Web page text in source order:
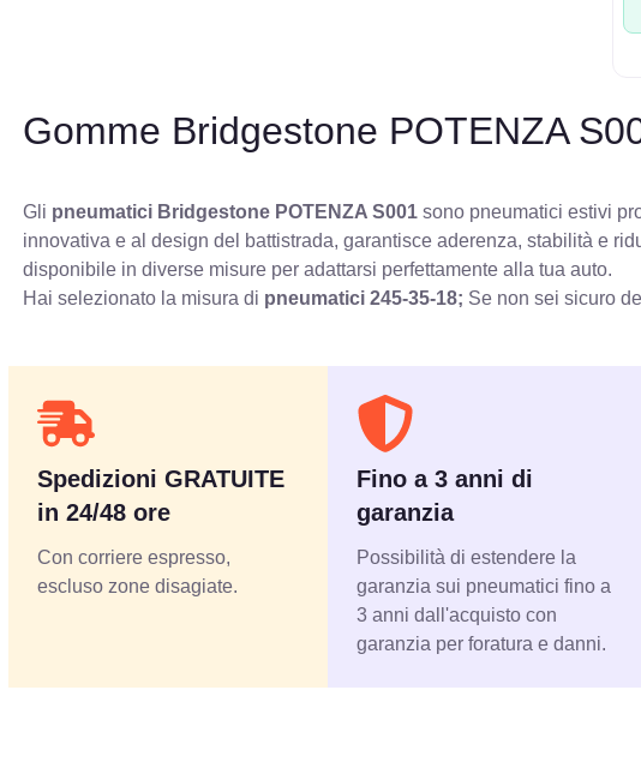
Gomme Bridgestone POTENZA
Gli pneumatici Bridgestone POTENZA S001 sono pneumatici estivi
innovativa e al design del battistrada, garantisce aderenza, stabilità e
disponibile in diverse misure per adattarsi perfettamente alla tua auto.
Hai selezionato la misura di pneumatici245-35-18; Se non sei sicuro
Spedizioni GRATUITE
in 24/48 ore
Con corriere espresso,
escluso zone disagiate.
Fino a 3 anni di
garanzia
Possibilità di estendere la
garanzia sui pneumatici fino a
3 anni dall'acquisto con
garanzia per foratura e danni.